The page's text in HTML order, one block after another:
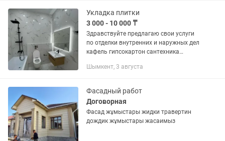
Укладка плитки
3 000 - 10 000 ₸
Здравствуйте предлагаю свои услуги
по отделки внутренних и наружных дел
кафель гипсокартон сантехника
Шымкент, 3 августа
Фасадный работ
Договорная
Фасад жұмыстары жидки травертин
дождик жұмыстары жасаимыз